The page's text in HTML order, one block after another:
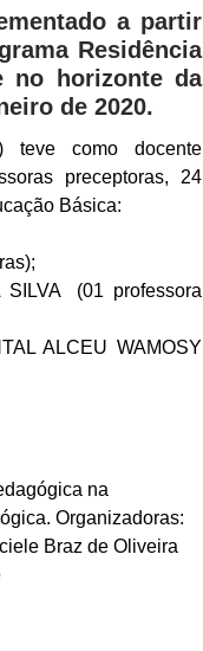
a partir
Residência
no horizonte da
de 2020.
teve como docente
preceptoras, 24
Básica:
SILVA (01 professora
ALCEU WAMOSY
na
Organizadoras:
Braz de Oliveira